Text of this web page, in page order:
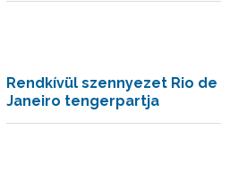
Rendkívül szennyezet Rio de
Janeiro tengerpartja